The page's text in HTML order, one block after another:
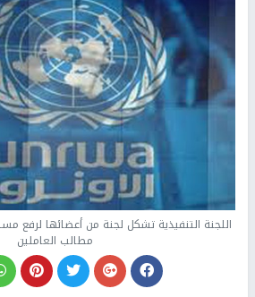
اللجنة التنفيذية تشكل لجنة من أعضائها لرفع
مطالب العاملين